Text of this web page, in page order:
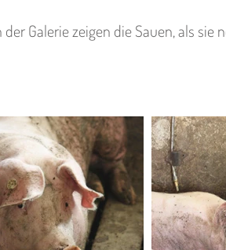
der Galerie zeigen die Sauen, als sie